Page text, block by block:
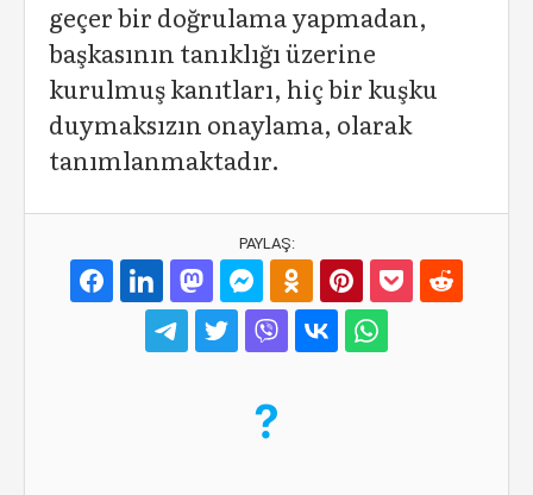
geçer bir doğrulama yapmadan,
başkasının tanıklığı üzerine
kurulmuş kanıtları, hiç bir kuşku
duymaksızın onaylama, olarak
tanımlanmaktadır.
PAYLAŞ: